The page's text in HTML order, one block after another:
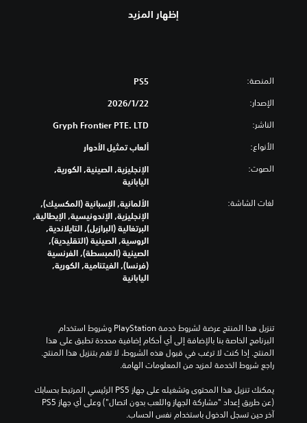
إظهار المزيد
المنصة: PS5
الإصدار: 22‏/1‏/2026
الناشر: Gryph Frontier PTE. LTD
الأنواع: ألعاب تمثيل الأدوار
الصوت:
الإنجليزية, الصينية, الكورية,
اليابانية
لغات الشاشة:
الألمانية, الإسبانية (المكسيك),
الإنجليزية, الإندونيسية, الإيطالية,
البرتغالية (البرازيل), التايلاندية,
الروسية, الصينية (التقليدية),
الصينية (المبسطة), الفرنسية
(فرنسا), الفيتنامية, الكورية,
اليابانية
راجع شروط الخدمة لمزيد من المعلومات الهامة.
آخر حين تسجل الدخول باستخدام نفس الحساب.